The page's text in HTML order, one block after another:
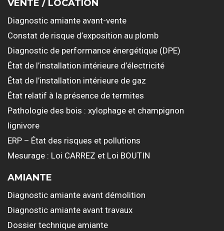
VENTE / LOCATION
Diagnostic amiante avant-vente
Constat de risque d’exposition au plomb
Diagnostic de performance énergétique (DPE)
État de l’installation intérieure d’électricité
État de l’installation intérieure de gaz
État relatif à la présence de termites
Pathologie des bois : xylophage et champignon
lignivore
ERP – État des risques et pollutions
Mesurage : Loi CARREZ et Loi BOUTIN
AMIANTE
Diagnostic amiante avant démolition
Diagnostic amiante avant travaux
Dossier technique amiante